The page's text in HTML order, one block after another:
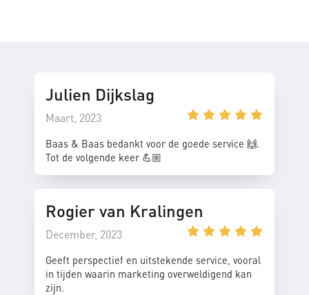
Julien Dijkslag
Maart, 2023
Baas & Baas bedankt voor de goede service 🙌.
Tot de volgende keer 💪🏼
Rogier van Kralingen
December, 2023
Geeft perspectief en uitstekende service, vooral
in tijden waarin marketing overweldigend kan
zijn.